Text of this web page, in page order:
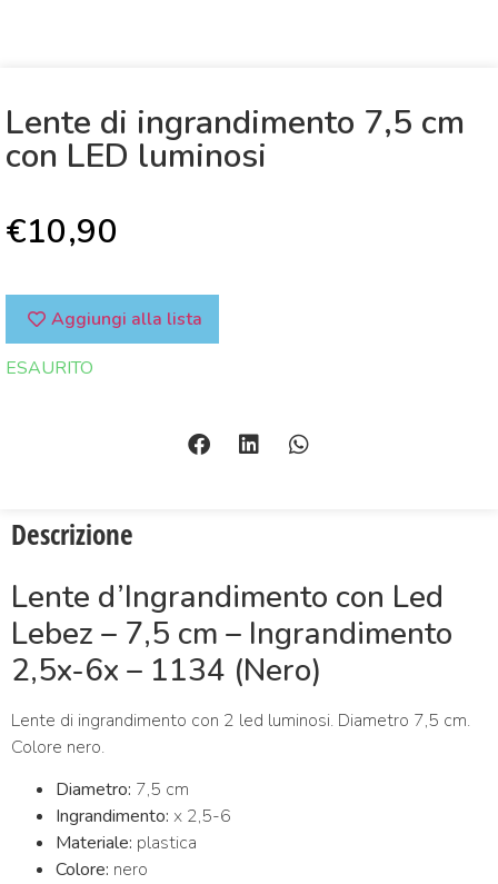
Lente di ingrandimento 7,5 cm
con LED luminosi
€10,90
Aggiungi alla lista
ESAURITO
Descrizione
Lente d’Ingrandimento con Led
Lebez – 7,5 cm – Ingrandimento
2,5x-6x – 1134 (Nero)
Lente di ingrandimento con 2 led luminosi. Diametro 7,5 cm.
Colore nero.
Diametro: 7,5 cm
Ingrandimento: x 2,5-6
Materiale: plastica
Colore: nero